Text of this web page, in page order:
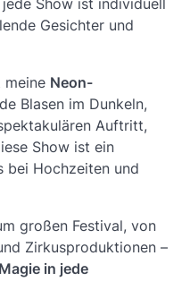
Show ist individuell
Gesichter und
meine Neon-
Blasen im Dunkeln,
Auftritt,
Show ist ein
bei Hochzeiten und
großen Festival, von
Zirkusproduktionen –
Magie in jede